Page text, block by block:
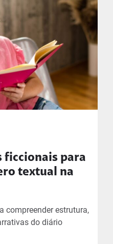
ficcionais para
textual na
compreender estrutura,
do diário